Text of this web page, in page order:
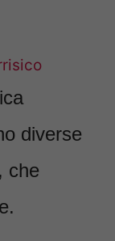
diverse
che